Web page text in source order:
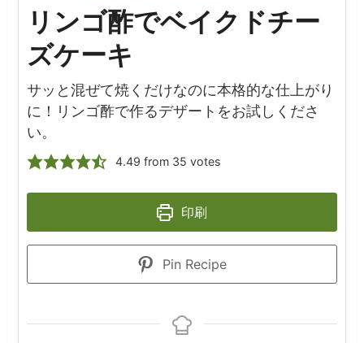
リンゴ酢でベイクドチー
ズケーキ
サッと混ぜて焼くだけなのに本格的な仕上がり
に！リンゴ酢で作るデザートをお試しくださ
い。
4.49 from 35 votes
印刷
Pin Recipe